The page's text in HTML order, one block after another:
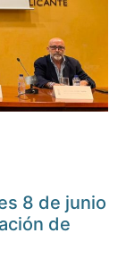
8 de junio
de